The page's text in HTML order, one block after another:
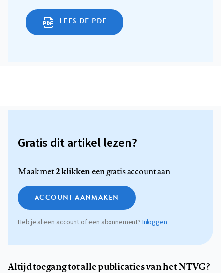
LEES DE PDF
Gratis dit artikel lezen?
Maak met2 klikkeneen gratis account aan
ACCOUNT AANMAKEN
Heb je al een account of een abonnement? Inloggen
Altijd toegang tot alle publicaties van het NTVG?